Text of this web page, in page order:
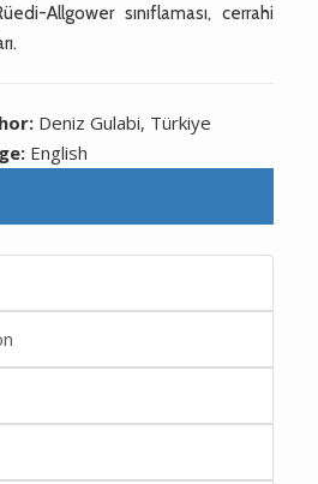
Allgower sınıflaması, cerrahi
Deniz Gulabi, Türkiye
English